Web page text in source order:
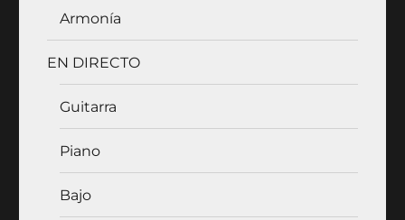
Armonía
EN DIRECTO
Guitarra
Piano
Bajo